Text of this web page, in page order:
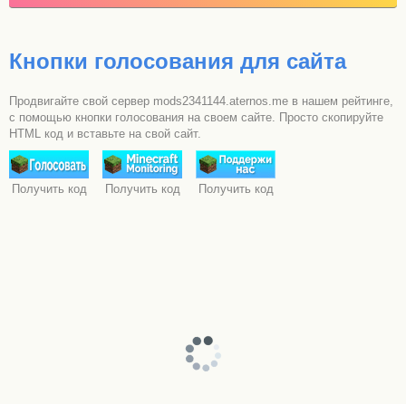
Кнопки голосования для сайта
Продвигайте свой сервер mods2341144.aternos.me в нашем рейтинге,
с помощью кнопки голосования на своем сайте. Просто скопируйте
HTML код и вставьте на свой сайт.
Получить код Получить код Получить код